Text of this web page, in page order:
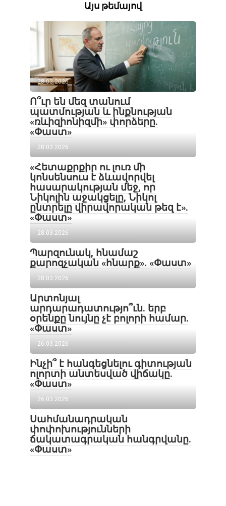
Այս թեմայով
28.03.2026
Ո՞ւր են մեզ տանում
պատմության և ինքնության
«ռևիզիոնիզմի» փորձերը.
«Փաստ»
28.03.2026
«Հետաքրքիր ու լուռ մի
կոնսենսուս է ձևավորվել
հասարակության մեջ, որ
Նիկոլին աջակցելը, Նիկոլ
ընտրելը վիրավորական թեզ է».
«Փաստ»
28.03.2026
Պարզունակ, հնամաշ
քարոզչական «հնարք». «Փաստ»
28.03.2026
Արտոնյալ
արդարադատությո՞ւն. երբ
օրենքը նույնը չէ բոլորի համար.
«Փաստ»
26.03.2026
Ինչի՞ է հանգեցնելու գիտության
ոլորտի անտեսված վիճակը.
«Փաստ»
26.03.2026
Սահմանադրական
փոփոխությունների
ճակատագրական հանգրվանը.
«Փաստ»